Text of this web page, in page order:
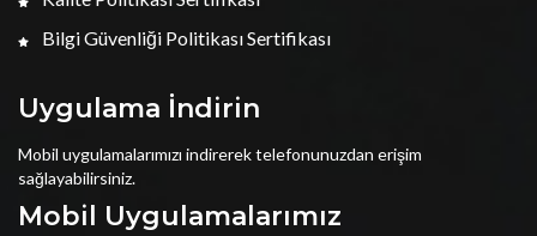
Bilgi Güvenliği Politikası Sertifikası
Uygulama İndirin
Mobil uygulamalarımızı indirerek telefonunuzdan erişim
sağlayabilirsiniz.
Mobil Uygulamalarımız